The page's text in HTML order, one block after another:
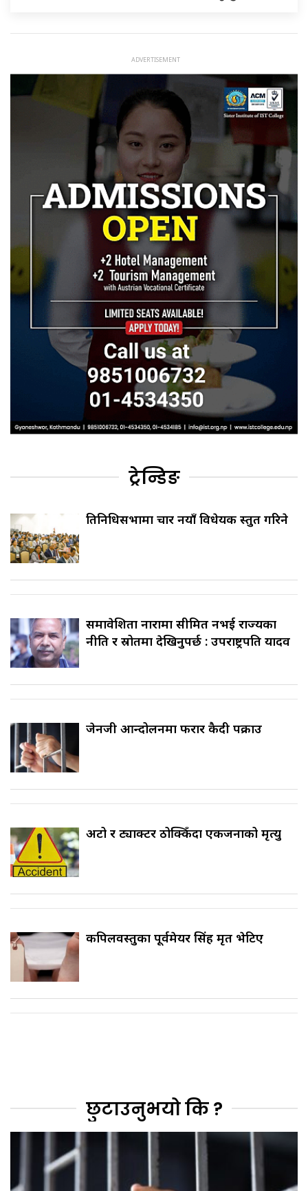
ट्रेन्डिङ
प्रतिनिधिसभामा चार नयाँ विधेयक प्रस्तुत गरिने
समावेशिता नारामा सीमित नभई राज्यका
नीति र स्रोतमा देखिनुपर्छ : उपराष्ट्रपति यादव
जेनजी आन्दोलनमा फरार कैदी पक्राउ
अटो र ट्याक्टर ठोक्किँदा एकजनाको मृत्यु
कपिलवस्तुका पूर्वमेयर सिंह मृत भेटिए
छुटाउनुभयो कि ?